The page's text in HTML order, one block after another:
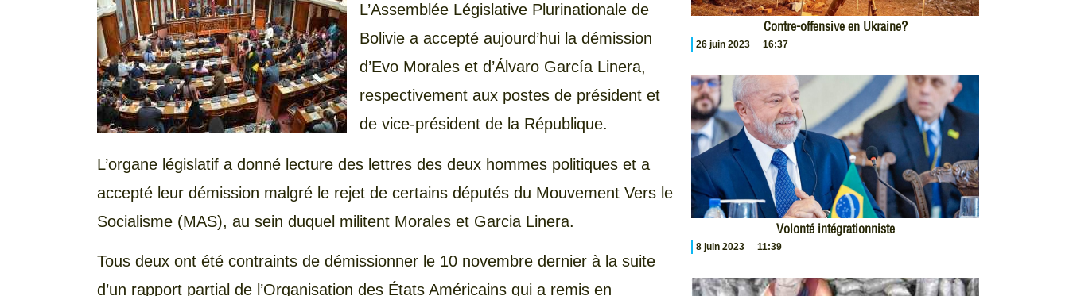
L’Assemblée Législative Plurinationale de
Bolivie a accepté aujourd’hui la démission
d’Evo Morales et d’Álvaro García Linera,
respectivement aux postes de président et
de vice-président de la République.
L’organe législatif a donné lecture des lettres des deux hommes politiques et a
accepté leur démission malgré le rejet de certains députés du Mouvement Vers le
Socialisme (MAS), au sein duquel militent Morales et Garcia Linera.
Tous deux ont été contraints de démissionner le 10 novembre dernier à la suite
d’un rapport partial de l’Organisation des États Américains qui a remis en
Contre-offensive en Ukraine?
26 juin 2023 16:37
Volonté intégrationniste
8 juin 2023 11:39